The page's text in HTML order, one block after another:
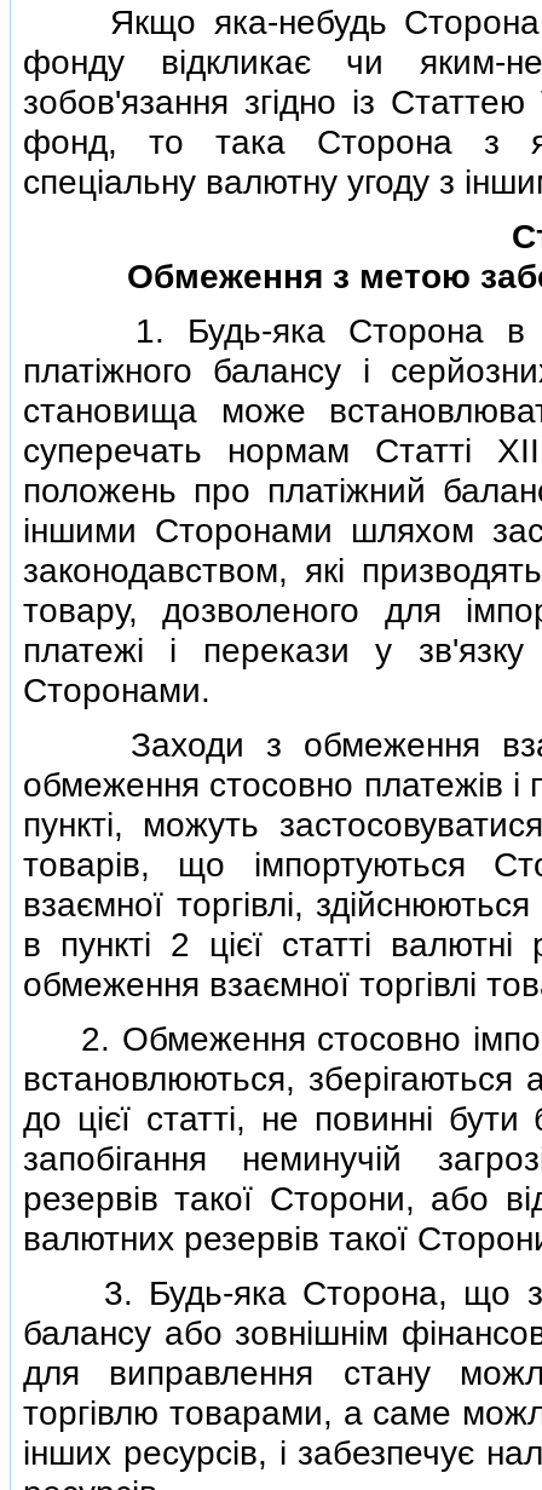
Якщо яка-небудь Сторона
фонду вiдкликає чи яким-
зобов'язання згiдно iз
фонд, то така Сторона з
спецiальну валютну угоду з
Обмеження з метою
1. Будь-яка Сторона в
платiжного балансу i
становища може
суперечать нормам Статтi
положень про платiжний
iншими Сторонами шляхом
законодавством, якi
товару, дозволеного для
платежi i перекази у
Сторонами.
Заходи з обмеження
обмеження стосовно платежiв i
пунктi, можуть
товарiв, що iмпортуються
взаємної торгiвлi,
в пунктi 2 цiєї статтi валютнi
обмеження взаємної торгiвлi
2. Обмеження стосовно
встановлюються,
до цiєї статтi, не повиннi
запобiгання неминучiй
резервiв такої Сторони, або
валютних резервiв такої
3. Будь-яка Сторона, що
балансу або зовнiшнiм
для виправлення стану
торгiвлю товарами, а саме
iнших ресурсiв, i забезпечує